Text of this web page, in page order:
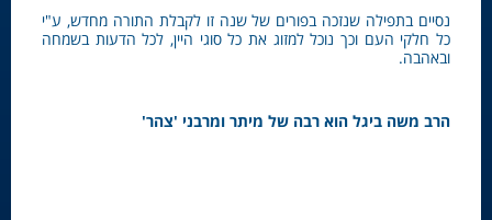
נסיים בתפילה שנזכה בפורים של שנה זו לקבלת התורה מחדש, ע"י
כל חלקי העם וכך נוכל למזוג את כל סוגי היין, לכל הדעות בשמחה
ובאהבה.
הרב משה ביגל הוא רבה של מיתר ומרבני 'צהר'